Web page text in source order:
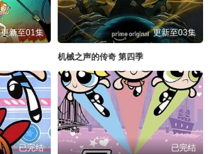
更新至01集 更新至03集
机械之声的传奇 第四季
已完结 已完结